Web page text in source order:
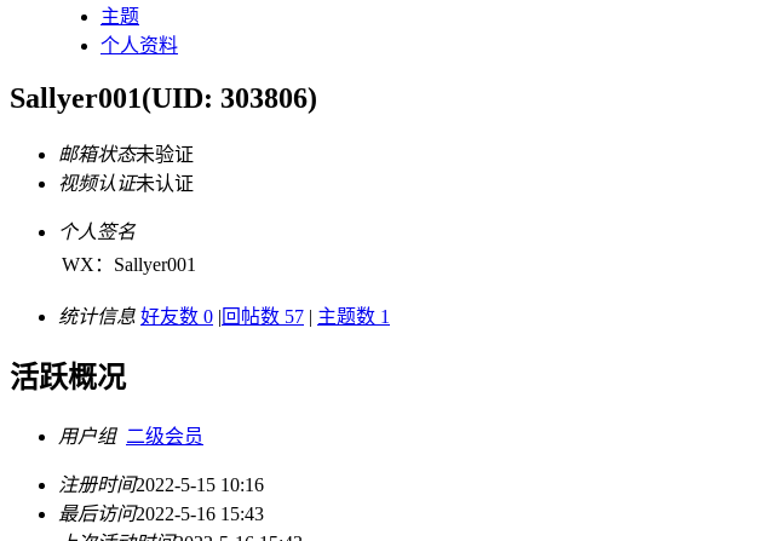
主题
个人资料
Sallyer001(UID: 303806)
邮箱状态未验证
视频认证未认证
个人签名
WX：Sallyer001
统计信息 好友数 0 |回帖数 57 | 主题数 1
活跃概况
用户组 二级会员
注册时间2022-5-15 10:16
最后访问2022-5-16 15:43